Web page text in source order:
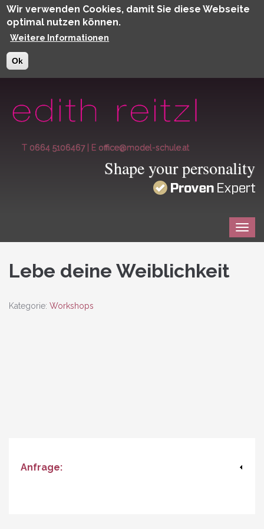
Wir verwenden Cookies, damit Sie diese Webseite
optimal nutzen können.
Weitere Informationen
Ok
T 0664 5106467| E office@model-schule.at
Shape your personality
Lebe deine Weiblichkeit
Kategorie: Workshops
Anfrage: